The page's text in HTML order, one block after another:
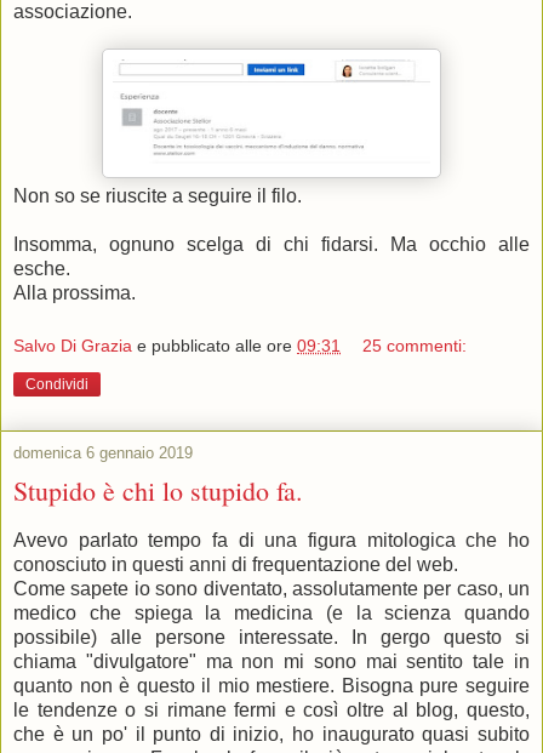
associazione.
Non so se riuscite a seguire il filo.
Insomma, ognuno scelga di chi fidarsi. Ma occhio alle
esche.
Alla prossima.
Salvo Di Grazia e pubblicato alle ore 09:31 25 commenti:
Condividi
domenica 6 gennaio 2019
Stupido è chi lo stupido fa.
Avevo parlato tempo fa di una figura mitologica che ho
conosciuto in questi anni di frequentazione del web.
Come sapete io sono diventato, assolutamente per caso, un
medico che spiega la medicina (e la scienza quando
possibile) alle persone interessate. In gergo questo si
chiama "divulgatore" ma non mi sono mai sentito tale in
quanto non è questo il mio mestiere. Bisogna pure seguire
le tendenze o si rimane fermi e così oltre al blog, questo,
che è un po' il punto di inizio, ho inaugurato quasi subito